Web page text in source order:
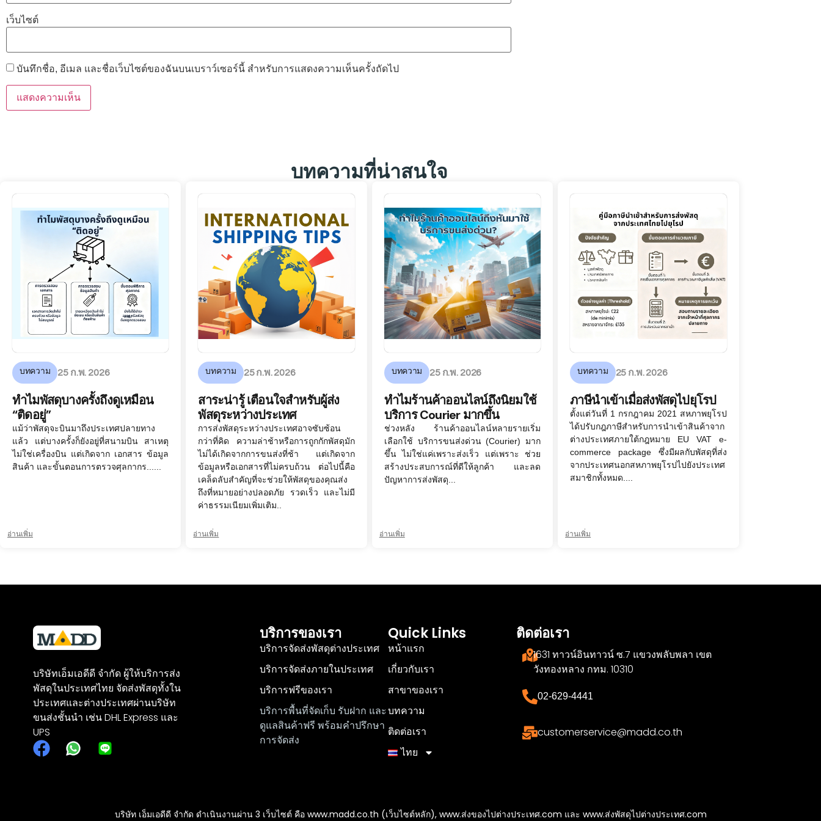
เว็บไซต์
บันทึกชื่อ, อีเมล และชื่อเว็บไซต์ของฉันบนเบราว์เซอร์นี้ สำหรับการแสดงความเห็นครั้งถัดไป
บทความที่น่าสนใจ
บทความ 25 ก.พ. 2026
ทำไมพัสดุบางครั้งถึงดูเหมือน
“ติดอยู่”
แม้ว่าพัสดุจะบินมาถึงประเทศปลายทาง
แล้ว แต่บางครั้งก็ยังอยู่ที่สนามบิน สาเหตุ
ไม่ใช่เครื่องบิน แต่เกิดจาก เอกสาร ข้อมูล
สินค้า และขั้นตอนการตรวจศุลกากร......
อ่านเพิ่ม
บทความ 25 ก.พ. 2026
สาระน่ารู้ เตือนใจสำหรับผู้ส่ง
พัสดุระหว่างประเทศ
การส่งพัสดุระหว่างประเทศอาจซับซ้อน
กว่าที่คิด ความล่าช้าหรือการถูกกักพัสดุมัก
ไม่ได้เกิดจากการขนส่งที่ช้า แต่เกิดจาก
ข้อมูลหรือเอกสารที่ไม่ครบถ้วน ต่อไปนี้คือ
เคล็ดลับสำคัญที่จะช่วยให้พัสดุของคุณส่ง
ถึงที่หมายอย่างปลอดภัย รวดเร็ว และไม่มี
ค่าธรรมเนียมเพิ่มเติม..
อ่านเพิ่ม
บทความ 25 ก.พ. 2026
ทำไมร้านค้าออนไลน์ถึงนิยมใช้
บริการ Courier มากขึ้น
ช่วงหลัง ร้านค้าออนไลน์หลายรายเริ่ม
เลือกใช้ บริการขนส่งด่วน (Courier) มาก
ขึ้น ไม่ใช่แค่เพราะส่งเร็ว แต่เพราะ ช่วย
สร้างประสบการณ์ที่ดีให้ลูกค้า และลด
ปัญหาการส่งพัสดุ...
อ่านเพิ่ม
บทความ 25 ก.พ. 2026
ภาษีนำเข้าเมื่อส่งพัสดุไปยุโรป
ตั้งแต่วันที่ 1 กรกฎาคม 2021 สหภาพยุโรป
ได้ปรับกฎภาษีสำหรับการนำเข้าสินค้าจาก
ต่างประเทศภายใต้กฎหมาย EU VAT e-
commerce package ซึ่งมีผลกับพัสดุที่ส่ง
จากประเทศนอกสหภาพยุโรปไปยังประเทศ
สมาชิกทั้งหมด....
อ่านเพิ่ม
บริษัทเอ็มเอดีดี จำกัด ผู้ให้บริการส่ง
พัสดุในประเทศไทย จัดส่งพัสดุทั้งใน
ประเทศและต่างประเทศผ่านบริษัท
ขนส่งชั้นนำ เช่น DHL Express และ
UPS
บริการของเรา
บริการจัดส่งพัสดุต่างประเทศ
บริการจัดส่งภายในประเทศ
บริการฟรีของเรา
บริการพื้นที่จัดเก็บ รับฝาก และ
ดูแลสินค้าฟรี พร้อมคำปรึกษา
การจัดส่ง
Quick Links
หน้าแรก
เกี่ยวกับเรา
สาขาของเรา
บทความ
ติดต่อเรา
ไทย
ติดต่อเรา
1631 ทาวน์อินทาวน์ ซ.7 แขวงพลับพลา เขต
วังทองหลาง กทม. 10310
02-629-4441
customerservice@madd.co.th
บริษัท เอ็มเอดีดี จำกัด ดำเนินงานผ่าน 3 เว็บไซต์ คือ www.madd.co.th (เว็บไซต์หลัก), www.ส่งของไปต่างประเทศ.com และ www.ส่งพัสดุไปต่างประเทศ.com